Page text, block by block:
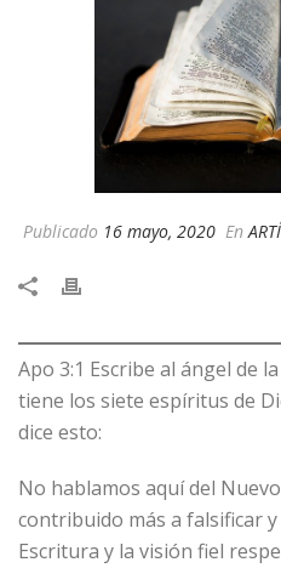
Publicado 16 mayo, 2020 En
Apo 3:1 Escribe al ángel de
tiene los siete espíritus de
dice esto:
No hablamos aquí del
contribuido más a falsificar
Escritura y la visión fiel